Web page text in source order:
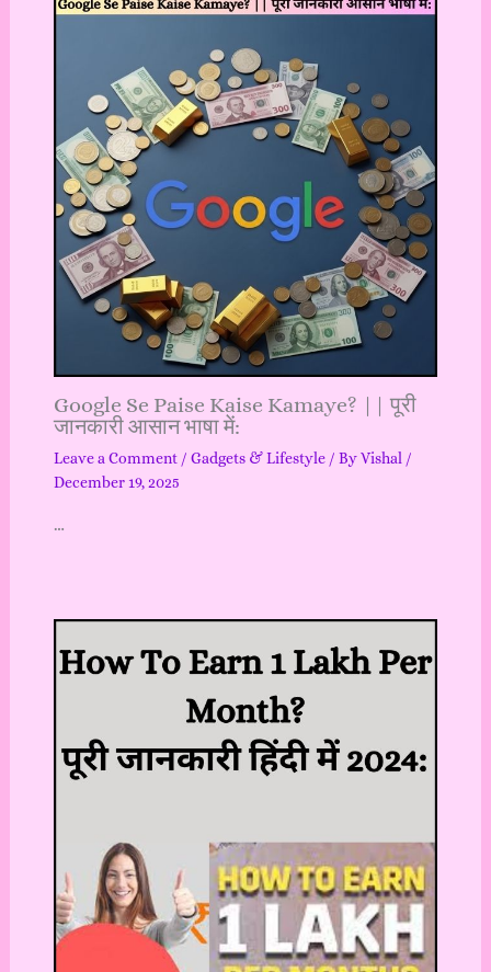
Google Se Paise Kaise Kamaye? || पूरी
जानकारी आसान भाषा में:
Leave a Comment / Gadgets & Lifestyle/ ByVishal /
December 19, 2025
…